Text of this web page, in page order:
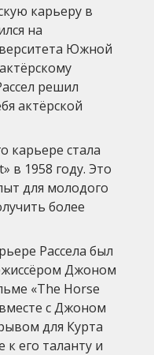
карьеру в
на
Южной
решил
актёрской
карьере стала
в 1958 году. Это
для молодого
более
Рассела был
Джоном
«The Horse
с Джоном
для Курта
к его таланту и